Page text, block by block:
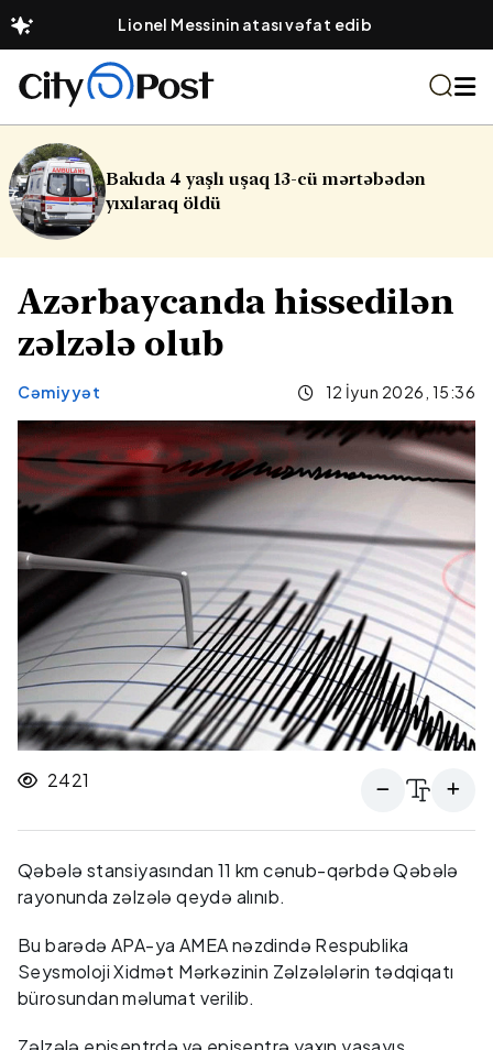
Lionel Messinin atası vəfat edib
mərtəbədən
Sabah Abşeron
Azərbaycanda hissedilən
zəlzələ olub
Cəmiyyət 12 İyun 2026, 15:36
2421
Qəbələ stansiyasından 11 km cənub-qərbdə Qəbələ
rayonunda zəlzələ qeydə alınıb.
Bu barədə APA-ya AMEA nəzdində Respublika
Seysmoloji Xidmət Mərkəzinin Zəlzələlərin tədqiqatı
bürosundan məlumat verilib.